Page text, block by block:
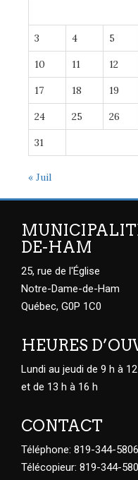
3 4 5
10 11 12
17 18 19
24 25 26
31
« Juil
DE-HAM
25, rue de l'Église
Notre-Dame-de-Ham
Québec, G0P 1C0
HEURES
Lundi au jeudi de 9 h à
et de 13 h à 16 h
CONTACT
Téléphone: 819-344-5806
Télécopieur: 819-344-